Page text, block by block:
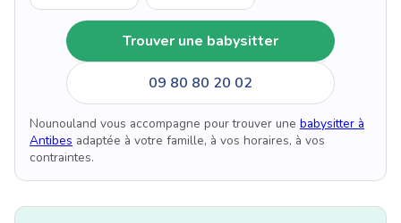
Trouver une babysitter
09 80 80 20 02
Nounouland vous accompagne pour trouver une babysitter à
Antibes adaptée à votre famille, à vos horaires, à vos
contraintes.